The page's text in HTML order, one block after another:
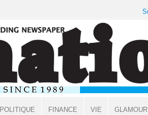
POLITIQUE FINANCE VIE GLAMOUR